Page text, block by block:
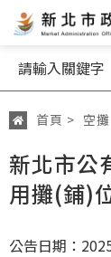
跳到主要內容
網站導覽
搜尋
首頁 > 空攤
新北市公
用攤(鋪)
公告日期：